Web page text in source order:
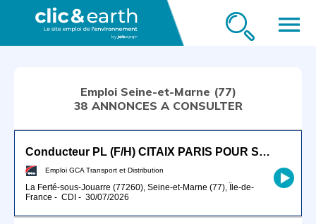
menu
Emploi Seine-et-Marne (77)
38 ANNONCES A CONSULTER
Conducteur PL (F/H) CITAIX PARIS POUR SEPTEMBRE 2026
Emploi GCA Transport et Distribution
La Ferté-sous-Jouarre (77260), Seine-et-Marne (77), Île-de-
France - CDI - 30/07/2026